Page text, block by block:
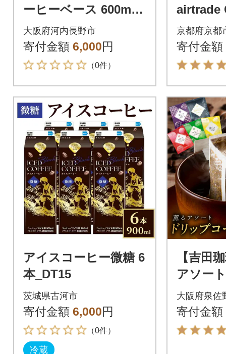
ーヒーベース 600ml 4
倍希釈 無糖 コーヒー
リキッド アイスコー
ヒーに
大阪府河内長野市
寄付金額 6,000円
（0件）
airtrade
ップコ
京都 珈
京都府京都
寄付金額
アイスコーヒー微糖 6
本_DT15
茨城県古河市
寄付金額 6,000円
（0件）
冷蔵
【吉田
アソー
ーヒー
大阪府泉佐
寄付金額